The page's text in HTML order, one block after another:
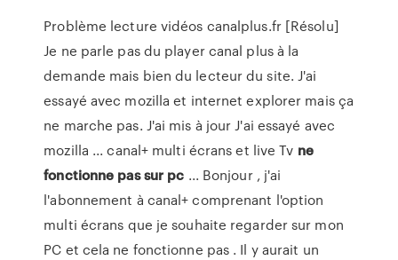
Problème lecture vidéos canalplus.fr [Résolu]
Je ne parle pas du player canal plus à la
demande mais bien du lecteur du site. J'ai
essayé avec mozilla et internet explorer mais ça
ne marche pas. J'ai mis à jour J'ai essayé avec
mozilla ... canal+ multi écrans et live Tv ne
fonctionne pas sur pc ... Bonjour , j'ai
l'abonnement à canal+ comprenant l'option
multi écrans que je souhaite regarder sur mon
PC et cela ne fonctionne pas . Il y aurait un